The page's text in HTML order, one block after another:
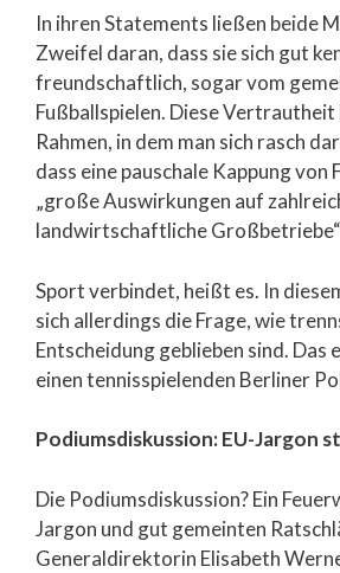
In ihren Statements ließen beide
Zweifel daran, dass sie sich gut
freundschaftlich, sogar vom
Fußballspielen. Diese
Rahmen, in dem man sich rasch
dass eine pauschale Kappung von
„große Auswirkungen auf
landwirtschaftliche
Sport verbindet, heißt es. In
sich allerdings die Frage, wie
Entscheidung geblieben sind. Das
einen tennisspielenden Berliner
Podiumsdiskussion: EU-Jargon
Die Podiumsdiskussion? Ein
Jargon und gut gemeinten
Generaldirektorin Elisabeth